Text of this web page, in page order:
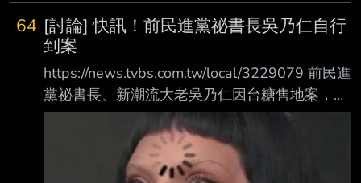
64 [討論] 快訊！前民進黨祕書長吳乃仁自行
到案
https://news.tvbs.com.tw/local/3229079 前民進
黨祕書長、新潮流大老吳乃仁因台糖售地案，被
法院認定背信有罪；民眾黨主席黃國 昌過去多
次質疑，吳乃仁仍欠國庫1.7億元「賴著不
還」，卻搭名車、進出高檔餐廳。而台 中地院